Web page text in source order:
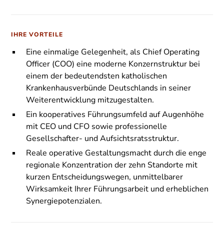
IHRE VORTEILE
Eine einmalige Gelegenheit, als Chief Operating
Officer (COO) eine moderne Konzernstruktur bei
einem der bedeutendsten katholischen
Krankenhausverbünde Deutschlands in seiner
Weiterentwicklung mitzugestalten.
Ein kooperatives Führungsumfeld auf Augenhöhe
mit CEO und CFO sowie professionelle
Gesellschafter- und Aufsichtsratsstruktur.
Reale operative Gestaltungsmacht durch die enge
regionale Konzentration der zehn Standorte mit
kurzen Entscheidungswegen, unmittelbarer
Wirksamkeit Ihrer Führungsarbeit und erheblichen
Synergiepotenzialen.